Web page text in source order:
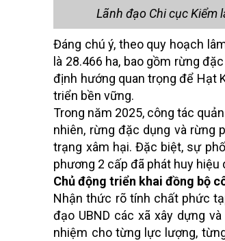
Lãnh đạo Chi cục Kiểm
Đáng chú ý, theo quy hoạch
là 28.466 ha, bao gồm rừng
định hướng quan trọng để Hạt
triển bền vững.
Trong năm 2025, công tác
nhiên, rừng đặc dụng và rừng
trạng xâm hại. Đặc biệt, sự
phương 2 cấp đã phát huy
Chủ động triển khai đồng bộ
Nhận thức rõ tính chất phức
đạo UBND các xã xây dựng
nhiệm cho từng lực lượng,